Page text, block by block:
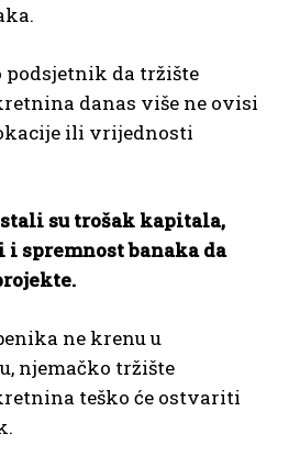
podsjetnik da tržište
danas više ne ovisi
ili vrijednosti
su trošak kapitala,
spremnost banaka da
ne krenu u
njemačko tržište
teško će ostvariti